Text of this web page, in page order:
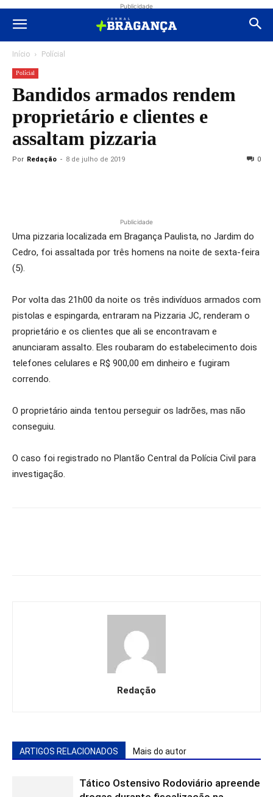
Publicidade
Início Polícial
Polícial
Bandidos armados rendem
proprietário e clientes e
assaltam pizzaria
Por Redação - 8 de julho de 2019 0
Publicidade
Uma pizzaria localizada em Bragança Paulista, no Jardim do
Cedro, foi assaltada por três homens na noite de sexta-feira
(5).
Por volta das 21h00 da noite os três indivíduos armados com
pistolas e espingarda, entraram na Pizzaria JC, renderam o
proprietário e os clientes que ali se encontravam e
anunciaram assalto. Eles roubaram do estabelecimento dois
telefones celulares e R$ 900,00 em dinheiro e fugiram
correndo.
O proprietário ainda tentou perseguir os ladrões, mas não
conseguiu.
O caso foi registrado no Plantão Central da Polícia Civil para
investigação.
Redação
ARTIGOS RELACIONADOS Mais do autor
Tático Ostensivo Rodoviário apreende